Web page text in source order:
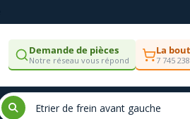
Demande de pièces
Notre réseau vous répond
La
7 745